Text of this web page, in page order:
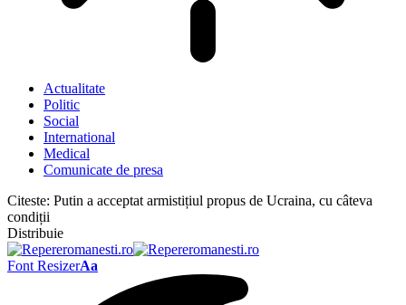
Actualitate
Politic
Social
International
Medical
Comunicate de presa
Citeste: Putin a acceptat armistițiul propus de Ucraina, cu câteva
condiții
Distribuie
Font ResizerAa